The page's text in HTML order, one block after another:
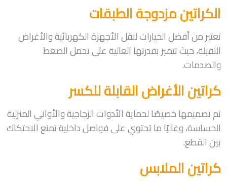
الكراتين مزدوجة الطبقات
تعتبر من أفضل الخيارات لنقل الأجهزة الكهربائية والأغراض
الثقيلة، حيث تتميز بقدرتها العالية على تحمل الضغط
والصدمات.
كراتين الأغراض القابلة للكسر
تم تصميمها خصيصًا لحماية الأدوات الزجاجية والأواني المنزلية
الحساسة، وغالبًا ما تحتوي على فواصل داخلية تمنع الاحتكاك
بين القطع.
كراتين الملابس